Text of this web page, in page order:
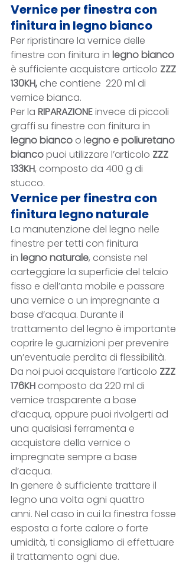
Vernice per finestra con
finitura in legno bianco
Per ripristinare la vernice delle
finestre con finitura in legno bianco
è sufficiente acquistare articolo ZZZ
130KH, che contiene  220 ml di
vernice bianca.
Per la RIPARAZIONE invece di piccoli
graffi su finestre con finitura in
legno bianco o legno e poliuretano
bianco puoi utilizzare l’articolo ZZZ
133KH, composto da 400 g di
stucco.
Vernice per finestra con
finitura legno naturale
La manutenzione del legno nelle
finestre per tetti con finitura
in legno naturale, consiste nel
carteggiare la superficie del telaio
fisso e dell’anta mobile e passare
una vernice o un impregnante a
base d’acqua. Durante il
trattamento del legno è importante
coprire le guarnizioni per prevenire
un’eventuale perdita di flessibilità.
Da noi puoi acquistare l’articolo ZZZ
176KH composto da 220 ml di
vernice trasparente a base
d’acqua, oppure puoi rivolgerti ad
una qualsiasi ferramenta e
acquistare della vernice o
impregnate sempre a base
d’acqua.
In genere è sufficiente trattare il
legno una volta ogni quattro
anni. Nel caso in cui la finestra fosse
esposta a forte calore o forte
umidità, ti consigliamo di effettuare
il trattamento ogni due.